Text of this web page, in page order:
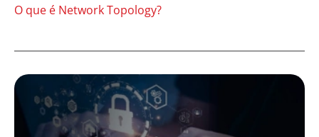
O que é Network Topology?